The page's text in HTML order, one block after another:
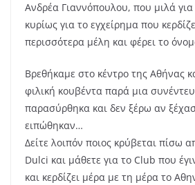
Ανδρέα Γιαννόπουλου, που μιλά για
κυρίως για το εγχείρημα που
περισσότερα μέλη και φέρει το
Βρεθήκαμε στο κέντρο της Αθήνας
φιλική κουβέντα παρά μια
παρασύρθηκα και δεν ξέρω αν
ειπώθηκαν…
Δείτε λοιπόν ποιος κρύβεται πίσω
Dulci και μάθετε για το Club που
και κερδίζει μέρα με τη μέρα το